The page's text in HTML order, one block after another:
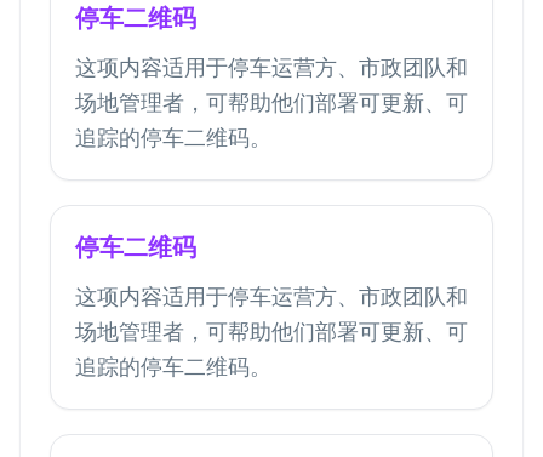
停车二维码
这项内容适用于停车运营方、市政团队和
场地管理者，可帮助他们部署可更新、可
追踪的停车二维码。
停车二维码
这项内容适用于停车运营方、市政团队和
场地管理者，可帮助他们部署可更新、可
追踪的停车二维码。